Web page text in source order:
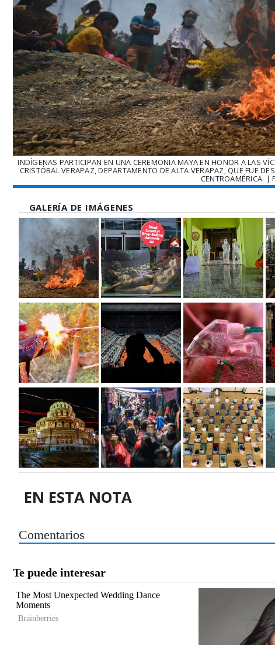
INDÍGENAS PARTICIPAN EN UNA CEREMONIA MAYA EN HONOR A LAS
CRISTÓBAL VERAPAZ, DEPARTAMENTO DE ALTA VERAPAZ, QUE FUE
CENTROAMÉRICA. |
GALERÍA DE IMÁGENES
EN ESTA NOTA
Comentarios